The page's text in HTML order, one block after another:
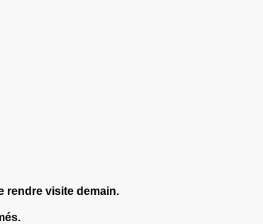
rendre visite demain.